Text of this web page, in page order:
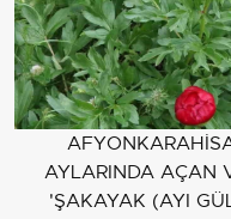
AYLARINDA AÇAN
'ŞAKAYAK (AYI